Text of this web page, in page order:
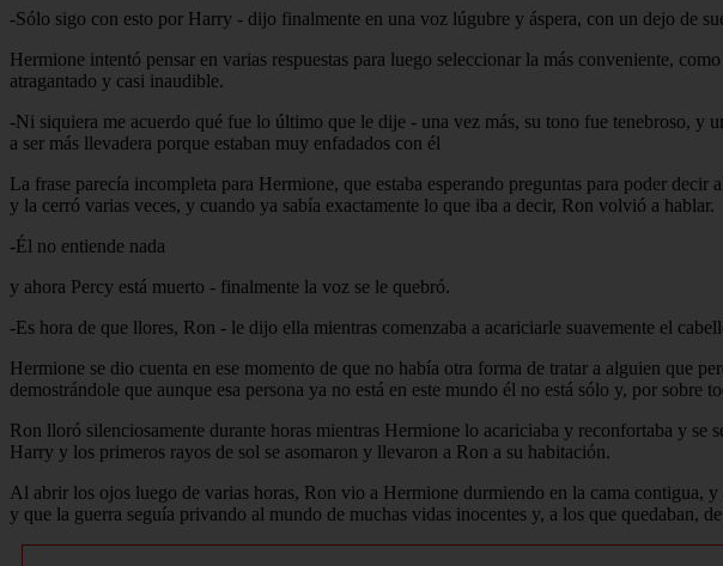
-Sólo sigo con esto por Harry - dijo finalmente en una voz lúgubre y áspera, con un dejo de
Hermione intentó pensar en varias respuestas para luego seleccionar la más conveniente,
atragantado y casi inaudible.
-Ni siquiera me acuerdo qué fue lo último que le dije - una vez más, su tono fue tenebroso,
a ser más llevadera porque estaban muy enfadados con él
La frase parecía incompleta para Hermione, que estaba esperando preguntas para poder
y la cerró varias veces, y cuando ya sabía exactamente lo que iba a decir, Ron volvió a hablar.
-Él no entiende nada
y ahora Percy está muerto - finalmente la voz se le quebró.
-Es hora de que llores, Ron - le dijo ella mientras comenzaba a acariciarle suavemente el
Hermione se dio cuenta en ese momento de que no había otra forma de tratar a alguien que
demostrándole que aunque esa persona ya no está en este mundo él no está sólo y, por
Ron lloró silenciosamente durante horas mientras Hermione lo acariciaba y reconfortaba y
Harry y los primeros rayos de sol se asomaron y llevaron a Ron a su habitación.
Al abrir los ojos luego de varias horas, Ron vio a Hermione durmiendo en la cama contigua,
y que la guerra seguía privando al mundo de muchas vidas inocentes y, a los que quedaban,